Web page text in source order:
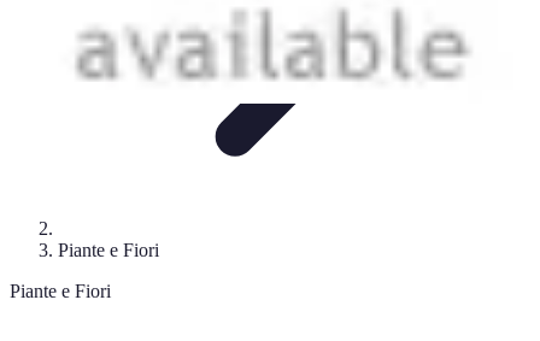
Piante e Fiori
Piante e Fiori